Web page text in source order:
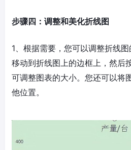
步骤四：调整和美化折线图
1、根据需要，您可以调整折线
移动到折线图上的边框上，然后
可调整图表的大小。您还可以将
他位置。